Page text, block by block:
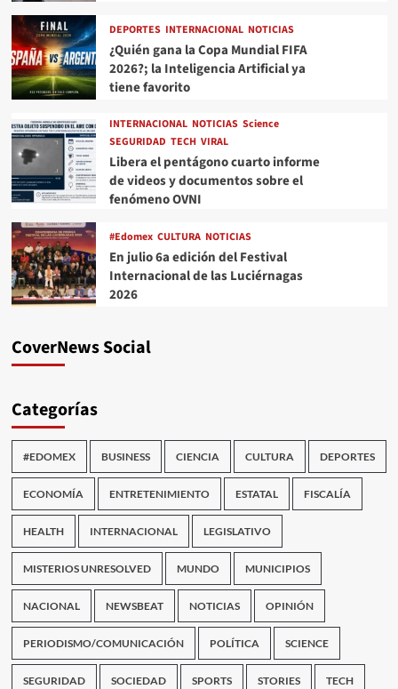
DEPORTES INTERNACIONAL NOTICIAS
¿Quién gana la Copa Mundial FIFA
2026?; la Inteligencia Artificial ya
tiene favorito
INTERNACIONAL NOTICIAS Science
SEGURIDAD TECH VIRAL
Libera el pentágono cuarto informe
de videos y documentos sobre el
fenómeno OVNI
#Edomex CULTURA NOTICIAS
En julio 6a edición del Festival
Internacional de las Luciérnagas
2026
CoverNews Social
Categorías
#EDOMEX BUSINESS CIENCIA CULTURA DEPORTES
ECONOMÍA ENTRETENIMIENTO ESTATAL FISCALÍA
HEALTH INTERNACIONAL LEGISLATIVO
MISTERIOS UNRESOLVED MUNDO MUNICIPIOS
NACIONAL NEWSBEAT NOTICIAS OPINIÓN
PERIODISMO/COMUNICACIÓN POLÍTICA SCIENCE
SEGURIDAD SOCIEDAD SPORTS STORIES TECH